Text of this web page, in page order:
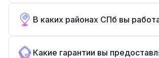
В каких районах СПб вы
Какие гарантии вы